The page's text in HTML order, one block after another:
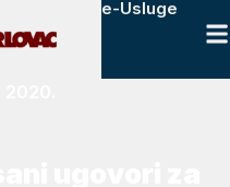
e-Usluge